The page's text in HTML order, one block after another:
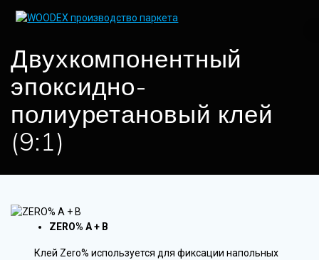
Двухкомпонентный
эпоксидно-
полиуретановый клей
(9:1)
ZERO% A + B
Клей Zero% используется для фиксации напольных